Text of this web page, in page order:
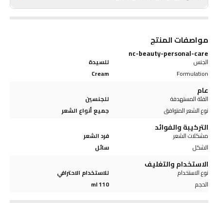
مواصفات المنتج
nc-beauty-personal-care
الجنس
للسيدة
Formulation
Cream
عام
الفئة المستهدفة
للجنسين
نوع الشعر المتوافق
جميع أنواع الشعر
التركيبة والفوائد
مشكلات الشعر
فرد الشعر
الشكل
سائل
الاستخدام والتغليف
نوع الاستخدام
للاستخدام الاحترافي
الحجم
110 ml